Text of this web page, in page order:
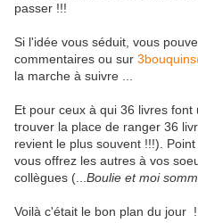
passer !!!
Si l'idée vous séduit, vous
commentaires ou sur
la marche à suivre ...
Et pour ceux à qui 36 livres
trouver la place de ranger 36
revient le plus souvent !!!).
vous offrez les autres à vos
collègues (... Boulie et moi
Voilà c'était le bon plan du jour